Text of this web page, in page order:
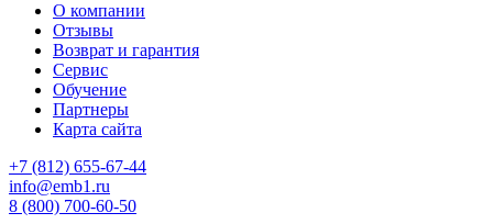
О компании
Отзывы
Возврат и гарантия
Сервис
Обучение
Партнеры
Карта сайта
+7 (812) 655-67-44
info@emb1.ru
8 (800) 700-60-50